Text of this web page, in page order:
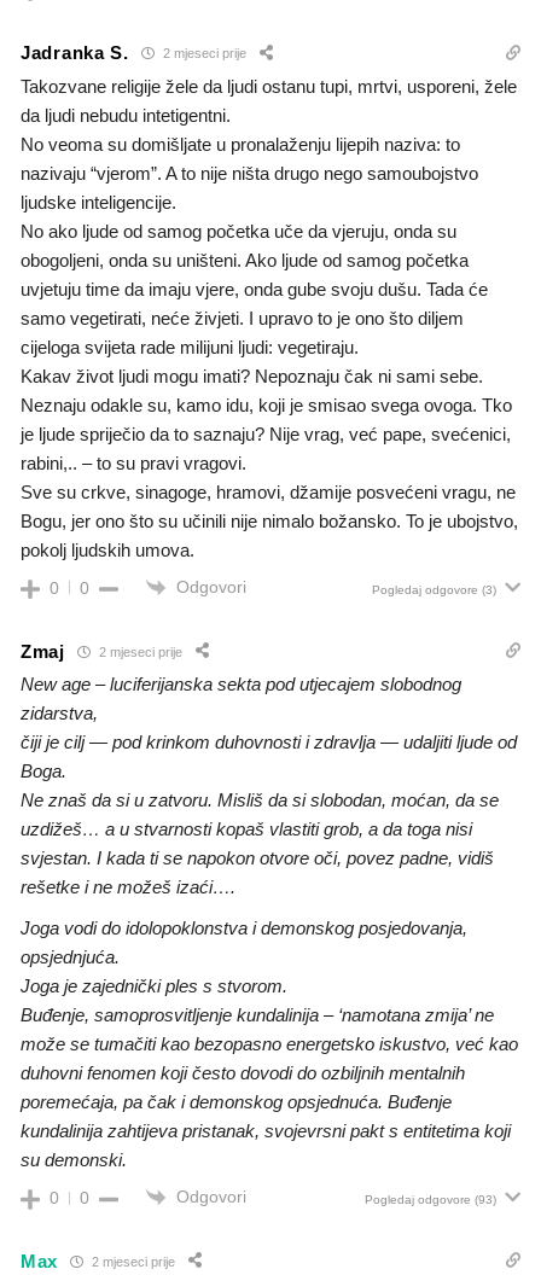
Jadranka S. 2 mjeseci prije
Takozvane religije žele da ljudi ostanu tupi, mrtvi, usporeni, žele
da ljudi nebudu intetigentni.
No veoma su domišljate u pronalaženju lijepih naziva: to
nazivaju “vjerom”. A to nije ništa drugo nego samoubojstvo
ljudske inteligencije.
No ako ljude od samog početka uče da vjeruju, onda su
obogoljeni, onda su uništeni. Ako ljude od samog početka
uvjetuju time da imaju vjere, onda gube svoju dušu. Tada će
samo vegetirati, neće živjeti. I upravo to je ono što diljem
cijeloga svijeta rade milijuni ljudi: vegetiraju.
Kakav život ljudi mogu imati? Nepoznaju čak ni sami sebe.
Neznaju odakle su, kamo idu, koji je smisao svega ovoga. Tko
je ljude spriječio da to saznaju? Nije vrag, već pape, svećenici,
rabini,.. – to su pravi vragovi.
Sve su crkve, sinagoge, hramovi, džamije posvećeni vragu, ne
Bogu, jer ono što su učinili nije nimalo božansko. To je ubojstvo,
pokolj ljudskih umova.
0 0 Odgovori Pogledaj odgovore (3)
Zmaj 2 mjeseci prije
New age – luciferijanska sekta pod utjecajem slobodnog
zidarstva,
čiji je cilj — pod krinkom duhovnosti i zdravlja — udaljiti ljude od
Boga.
Ne znaš da si u zatvoru. Misliš da si slobodan, moćan, da se
uzdižeš… a u stvarnosti kopaš vlastiti grob, a da toga nisi
svjestan. I kada ti se napokon otvore oči, povez padne, vidiš
rešetke i ne možeš izaći….
Joga vodi do idolopoklonstva i demonskog posjedovanja,
opsjednjuća.
Joga je zajednički ples s stvorom.
Buđenje, samoprosvitljenje kundalinija – ‘namotana zmija’ ne
može se tumačiti kao bezopasno energetsko iskustvo, već kao
duhovni fenomen koji često dovodi do ozbiljnih mentalnih
poremećaja, pa čak i demonskog opsjednuća. Buđenje
kundalinija zahtijeva pristanak, svojevrsni pakt s entitetima koji
su demonski.
0 0 Odgovori Pogledaj odgovore (93)
Max 2 mjeseci prije